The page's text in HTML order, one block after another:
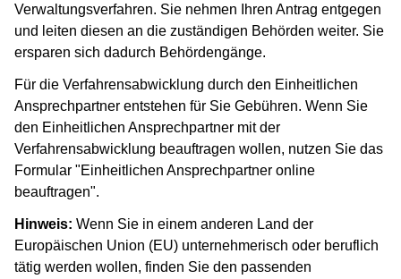
Verwaltungsverfahren. Sie nehmen Ihren Antrag entgegen
und leiten diesen an die zuständigen Behörden weiter. Sie
ersparen sich dadurch Behördengänge.
Für die Verfahrensabwicklung durch den Einheitlichen
Ansprechpartner entstehen für Sie Gebühren. Wenn Sie
den Einheitlichen Ansprechpartner mit der
Verfahrensabwicklung beauftragen wollen, nutzen Sie das
Formular "Einheitlichen Ansprechpartner online
beauftragen".
Hinweis: Wenn Sie in einem anderen Land der
Europäischen Union (EU) unternehmerisch oder beruflich
tätig werden wollen, finden Sie den passenden